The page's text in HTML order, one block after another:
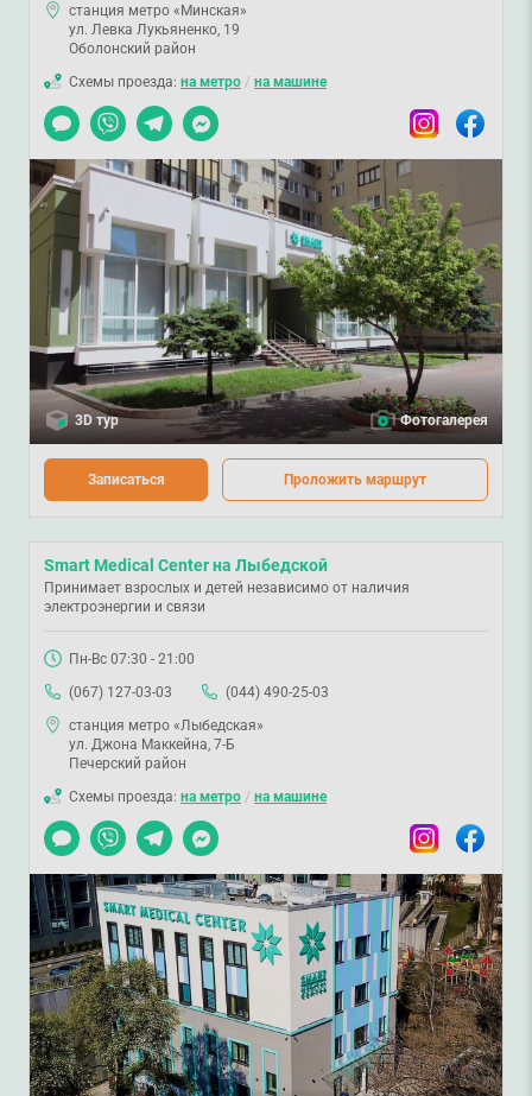
станция метро «Минская»
ул. Левка Лукьяненко, 19
Оболонский район
Схемы проезда: на метро / на машине
Чат
Viber TelegramMessenger InstagramFacebook
3D тур Фотогалерея
Записаться Проложить маршрут
Smart Medical Center на Лыбедской
Принимает взрослых и детей независимо от наличия
электроэнергии и связи
Пн-Вс 07:30 - 21:00
(067) 127-03-03
(044) 490-25-03
станция метро «Лыбедская»
ул. Джона Маккейна, 7-Б
Печерский район
Схемы проезда: на метро / на машине
Чат
Viber TelegramMessenger InstagramFacebook